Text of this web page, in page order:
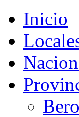
Inicio